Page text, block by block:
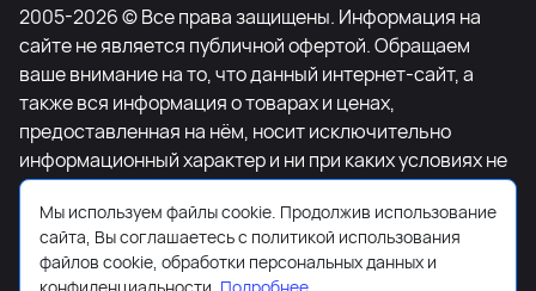
2005-2026 © Все права защищены. Информация на
сайте не является публичной офертой. Обращаем
ваше внимание на то, что данный интернет-сайт, а
также вся информация о товарах и ценах,
предоставленная на нём, носит исключительно
информационный характер и ни при каких условиях не
является публичной офертой, определяемой
положениями Статьи 437 Гражданского кодекса
Российской Федерации. Для получения подробной
информации о наличии и стоимости указанных
Мы используем файлы cookie. Продолжив использование
сайта, Вы соглашаетесь с политикой использования
файлов cookie, обработки персональных данных и